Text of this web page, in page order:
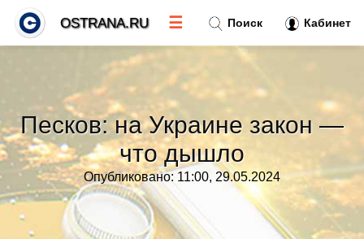
Песков: на Украине закон —
что дышло
Опубликовано: 11:00, 29.05.2024
Поиск Кабинет
OSTRANA.RU ☰
Тренды новостей»
Рубрики»
Правила»